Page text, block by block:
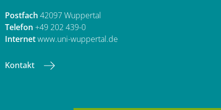
Postfach 42097 Wuppertal
Telefon +49 202 439-0
Internetwww.uni-wuppertal.de
Kontakt